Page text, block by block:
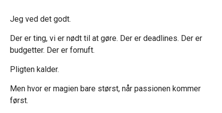
Jeg ved det godt.
Der er ting, vi er nødt til at gøre. Der er deadlines. Der er
budgetter. Der er fornuft.
Pligten kalder.
Men hvor er magien bare størst, når passionen kommer
først.